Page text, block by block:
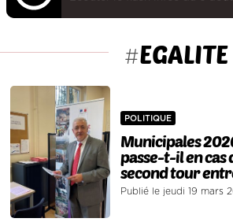
#EGALITE
POLITIQUE
Municipales
passe-t-il en cas
second tour
Publié le jeudi 19 mars